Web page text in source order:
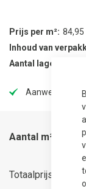
Prijs per m² 84,95
Inhoud van
Aantal lagen per
Aanwezig in
Aantal m²
Totaalprijs